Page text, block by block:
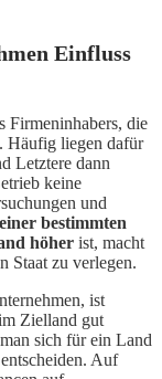
Einfluss
Firmeninhabers, die
Häufig liegen dafür
Letztere dann
keine
und
bestimmten
höher ist, macht
Staat zu verlegen.
ist
Zielland gut
sich für ein Land
Auf